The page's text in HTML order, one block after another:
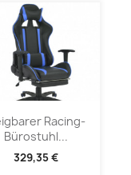
Racing-
Bürostuhl...
329,35 €